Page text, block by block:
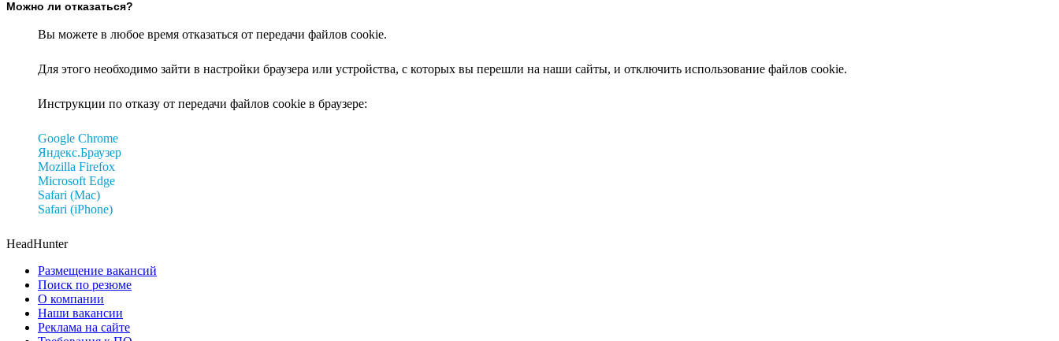
Можно ли отказаться?
Вы можете в любое время отказаться от передачи файлов cookie.
Для этого необходимо зайти в настройки браузера или устройства, с которых вы перешли на наши сайты, и отключить использование файлов cookie.
Инструкции по отказу от передачи файлов cookie в браузере:
Google Chrome
Яндекс.Браузер
Mozilla Firefox
Microsoft Edge
Safari (Mac)
Safari (iPhone)
HeadHunter
Размещение вакансий
Поиск по резюме
О компании
Наши вакансии
Реклама на сайте